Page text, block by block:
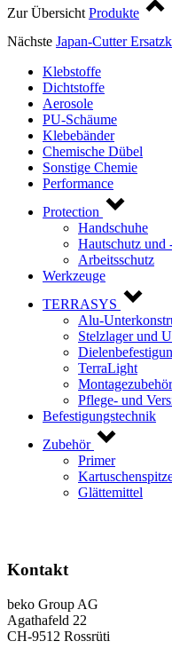
Zur Übersicht Produkte
Nächste Japan-Cutter
Klebstoffe
Dichtstoffe
Aerosole
PU-Schäume
Klebebänder
Chemische Dübel
Sonstige Chemie
Performance
Protection
Handschuhe
Hautschutz und
Arbeitsschutz
Werkzeuge
TERRASYS
Alu-
Stelzlager und
TerraLight
Montagezubehör
Pflege- und
Befestigungstechnik
Zubehör
Primer
Glättemittel
Kontakt
beko Group AG
Agathafeld 22
CH-9512 Rossrüti